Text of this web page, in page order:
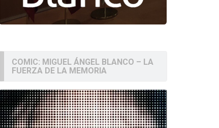
COMIC: MIGUEL ÁNGEL BLANCO – LA
FUERZA DE LA MEMORIA